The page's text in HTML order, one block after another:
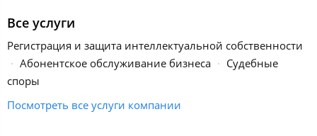
Все услуги
Регистрация и защита интеллектуальной собственности
Абонентское обслуживание бизнеса
Судебные
споры
Посмотреть все услуги компании